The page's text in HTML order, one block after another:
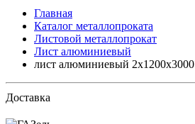
Главная
Каталог металлопроката
Листовой металлопрокат
Лист алюминиевый
лист алюминиевый
Доставка